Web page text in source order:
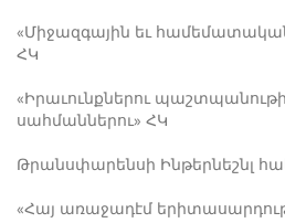
«Միջազգային եւ
ՀԿ
«Իրաւունքներու
սահմաններու» ՀԿ
Թրանսփարենսի Ինթերնեշնլ
«Հայ առաջադէմ